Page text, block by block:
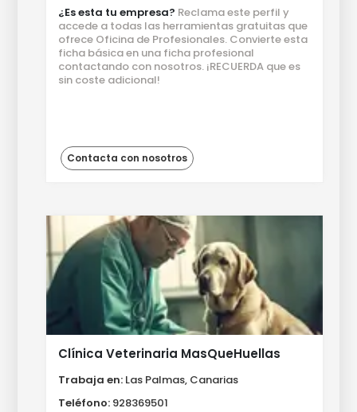
¿Es esta tu empresa? Reclama este perfil y
accede a todas las herramientas gratuitas que
ofrece Oficina de Profesionales. Convierte esta
ficha básica en una ficha profesional
contactando con nosotros. ¡RECUERDA que es
sin coste adicional!
Contacta con nosotros
Clínica Veterinaria MasQueHuellas
Trabaja en: Las Palmas, Canarias
Teléfono: 928369501